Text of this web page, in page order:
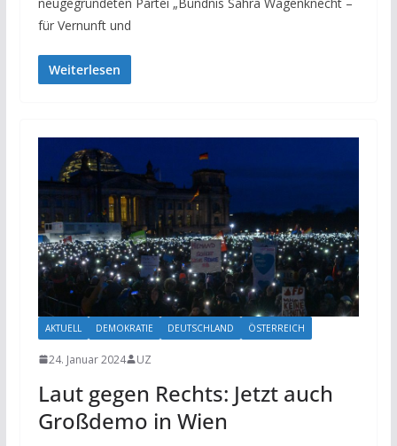
für Vernunft und
Weiterlesen
AKTUELL DEMOKRATIE DEUTSCHLAND ÖSTERREICH
24. Januar 2024 UZ
Laut gegen Rechts: Jetzt auch
Großdemo in Wien